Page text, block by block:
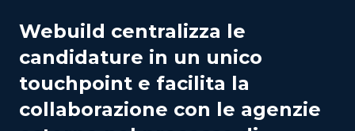
Webuild centralizza le
candidature in un unico
touchpoint e facilita la
collaborazione con le agenzie